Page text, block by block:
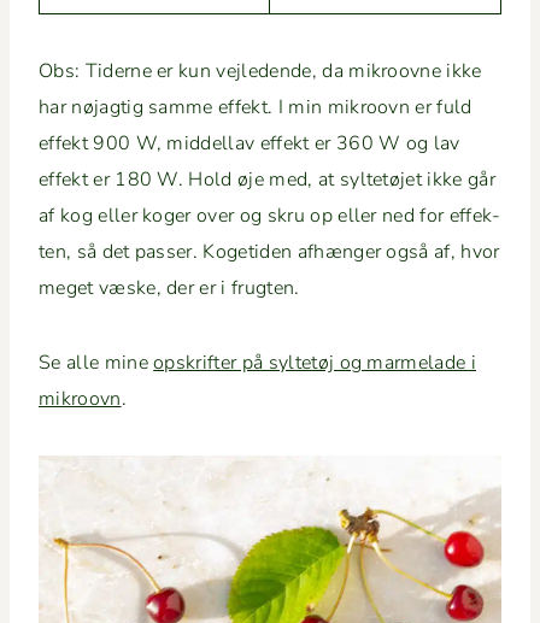
Obs: Tiderne er kun vejle­dende, da mikroovne ikke
har nøjagtig samme effekt. I min mikroovn er fuld
effekt 900 W, mid­dellav effekt er 360 W og lav
effekt er 180 W. Hold øje med, at syl­tetø­jet ikke går
af kog eller koger over og skru op eller ned for effek­
ten, så det pass­er. Koge­ti­den afhænger også af, hvor
meget væske, der er i frugten.
Se alle mineopskrifter på syl­tetøj og marme­lade i
mikroovn.